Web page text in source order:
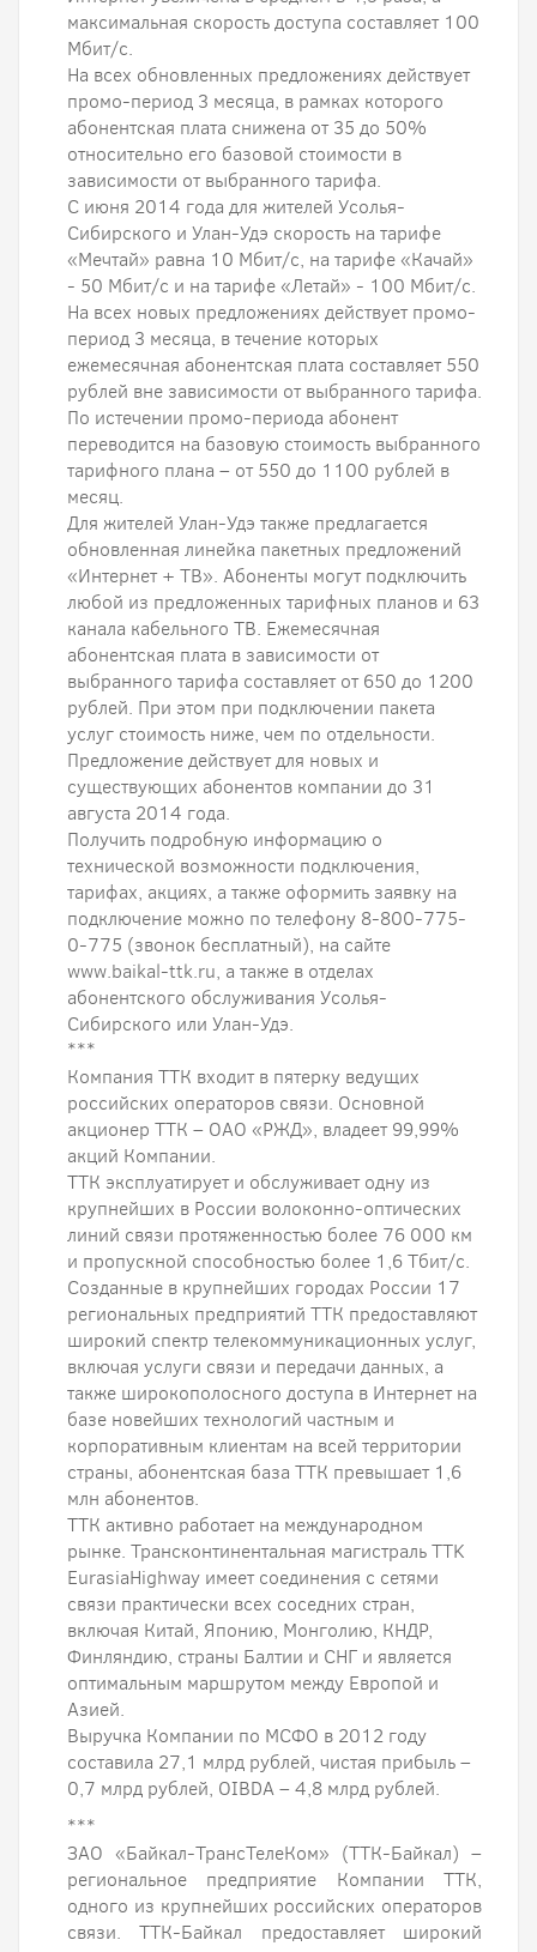
максимальная скорость доступа составляет 100
Мбит/с.
На всех обновленных предложениях действует
промо-период 3 месяца, в рамках которого
абонентская плата снижена от 35 до 50%
относительно его базовой стоимости в
зависимости от выбранного тарифа.
С июня 2014 года для жителей Усолья-
Сибирского и Улан-Удэ скорость на тарифе
«Мечтай» равна 10 Мбит/с, на тарифе «Качай»
- 50 Мбит/с и на тарифе «Летай» - 100 Мбит/с.
На всех новых предложениях действует промо-
период 3 месяца, в течение которых
ежемесячная абонентская плата составляет 550
рублей вне зависимости от выбранного тарифа.
По истечении промо-периода абонент
переводится на базовую стоимость выбранного
тарифного плана – от 550 до 1100 рублей в
месяц.
Для жителей Улан-Удэ также предлагается
обновленная линейка пакетных предложений
«Интернет + ТВ». Абоненты могут подключить
любой из предложенных тарифных планов и 63
канала кабельного ТВ. Ежемесячная
абонентская плата в зависимости от
выбранного тарифа составляет от 650 до 1200
рублей. При этом при подключении пакета
услуг стоимость ниже, чем по отдельности.
Предложение действует для новых и
существующих абонентов компании до 31
августа 2014 года.
Получить подробную информацию о
технической возможности подключения,
тарифах, акциях, а также оформить заявку на
подключение можно по телефону 8-800-775-
0-775 (звонок бесплатный), на сайте
www.baikal-ttk.ru, а также в отделах
абонентского обслуживания Усолья-
Сибирского или Улан-Удэ.
***
Компания ТТК входит в пятерку ведущих
российских операторов связи. Основной
акционер ТТК – ОАО «РЖД», владеет 99,99%
акций Компании.
ТТК эксплуатирует и обслуживает одну из
крупнейших в России волоконно-оптических
линий связи протяженностью более 76 000 км
и пропускной способностью более 1,6 Тбит/с.
Созданные в крупнейших городах России 17
региональных предприятий ТТК предоставляют
широкий спектр телекоммуникационных услуг,
включая услуги связи и передачи данных, а
также широкополосного доступа в Интернет на
базе новейших технологий частным и
корпоративным клиентам на всей территории
страны, абонентская база ТТК превышает 1,6
млн абонентов.
ТТК активно работает на международном
рынке. Трансконтинентальная магистраль TTK
EurasiaHighway имеет соединения с сетями
связи практически всех соседних стран,
включая Китай, Японию, Монголию, КНДР,
Финляндию, страны Балтии и СНГ и является
оптимальным маршрутом между Европой и
Азией.
Выручка Компании по МСФО в 2012 году
составила 27,1 млрд рублей, чистая прибыль –
0,7 млрд рублей, OIBDA – 4,8 млрд рублей.
***
ЗАО «Байкал-ТрансТелеКом» (ТТК-Байкал) –
региональное предприятие Компании ТТК,
одного из крупнейших российских операторов
связи. ТТК-Байкал предоставляет широкий